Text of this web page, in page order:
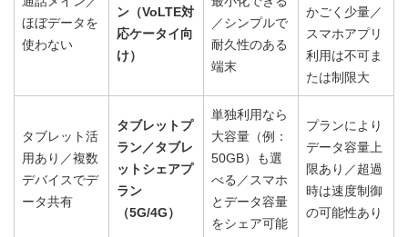
ほぼデータを
使わない
ン（VoLTE対
応ケータイ向
け）
／シンプルで
耐久性のある
端末
かごく少量／
スマホアプリ
利用は不可ま
たは制限大
タブレット活
用あり／複数
デバイスでデ
ータ共有
タブレットプ
ラン／タブレ
ットシェアプ
ラン
（5G/4G）
単独利用なら
大容量（例：
50GB）も選
べる／スマホ
とデータ容量
をシェア可能
プランにより
データ容量上
限あり／超過
時は速度制御
の可能性あり